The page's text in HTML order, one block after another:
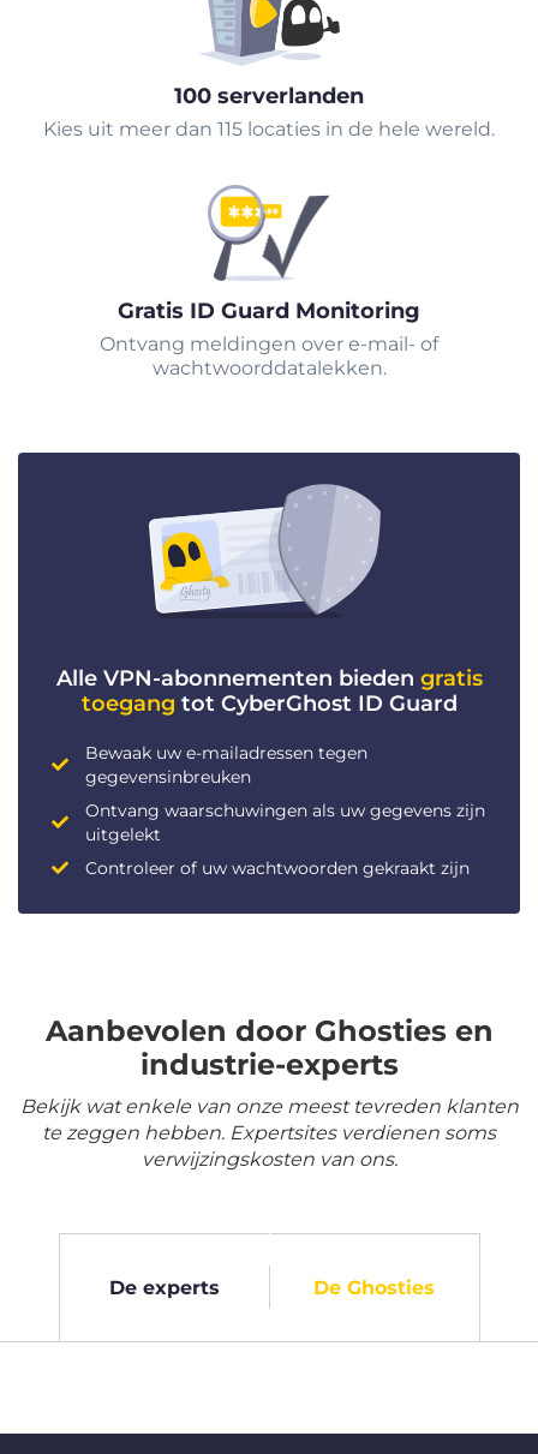
100 serverlanden
Kies uit meer dan 115 locaties in de hele wereld.
Gratis ID Guard Monitoring
Ontvang meldingen over e-mail- of
wachtwoorddatalekken.
Alle VPN-abonnementen bieden gratis
toegang tot CyberGhost ID Guard
Bewaak uw e-mailadressen tegen
gegevensinbreuken
Ontvang waarschuwingen als uw gegevens zijn
uitgelekt
Controleer of uw wachtwoorden gekraakt zijn
Aanbevolen door Ghosties en
industrie-experts
Bekijk wat enkele van onze meest tevreden klanten
te zeggen hebben. Expertsites verdienen soms
verwijzingskosten van ons.
De experts De Ghosties